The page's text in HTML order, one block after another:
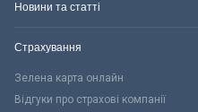
Новини та статті
Страхування
Зелена карта онлайн
Відгуки про страхові компанії